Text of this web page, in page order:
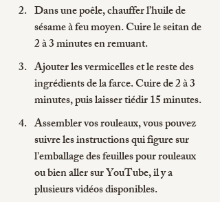
Dans une poêle, chauffer l’huile de
sésame à feu moyen. Cuire le seitan de
2 à 3 minutes en remuant.
Ajouter les vermicelles et le reste des
ingrédients de la farce. Cuire de 2 à 3
minutes, puis laisser tiédir 15 minutes.
Assembler vos rouleaux, vous pouvez
suivre les instructions qui figure sur
l'emballage des feuilles pour rouleaux
ou bien aller sur YouTube, il y a
plusieurs vidéos disponibles.